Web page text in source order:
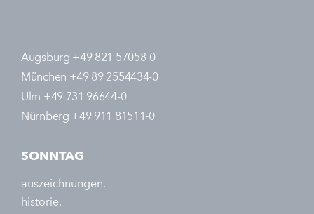
Augsburg +49 821 57058-0
München +49 89 2554434-0
Ulm +49 731 96644-0
Nürnberg +49 911 81511-0
SONNTAG
auszeichnungen.
historie.